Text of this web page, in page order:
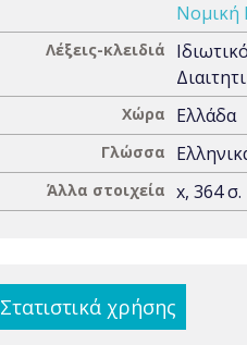
Νομική
Λέξεις-κλειδιά
Χώρα Ελλάδα
Γλώσσα
Άλλα στοιχεία x, 364 σ.
Στατιστικά χρήσης